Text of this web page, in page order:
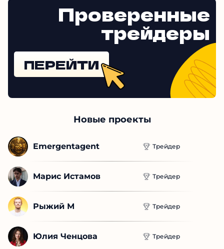
Проверенные
трейдеры
ПЕРЕЙТИ
Новые проекты
Emergentagent Трейдер
Марис Истамов Трейдер
Рыжий М Трейдер
Юлия Ченцова Трейдер